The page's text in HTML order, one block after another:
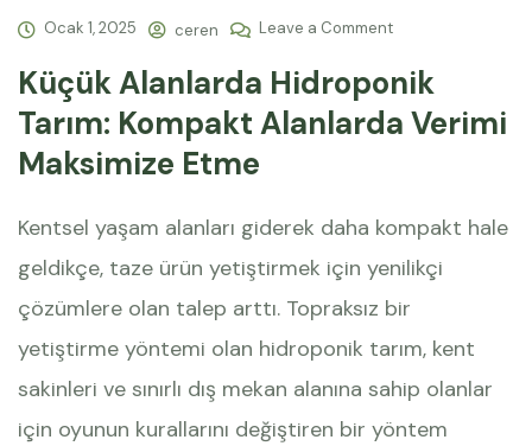
Ocak 1, 2025 ceren Leave a Comment
Küçük Alanlarda Hidroponik
Tarım: Kompakt Alanlarda Verimi
Maksimize Etme
Kentsel yaşam alanları giderek daha kompakt hale
geldikçe, taze ürün yetiştirmek için yenilikçi
çözümlere olan talep arttı. Topraksız bir
yetiştirme yöntemi olan hidroponik tarım, kent
sakinleri ve sınırlı dış mekan alanına sahip olanlar
için oyunun kurallarını değiştiren bir yöntem